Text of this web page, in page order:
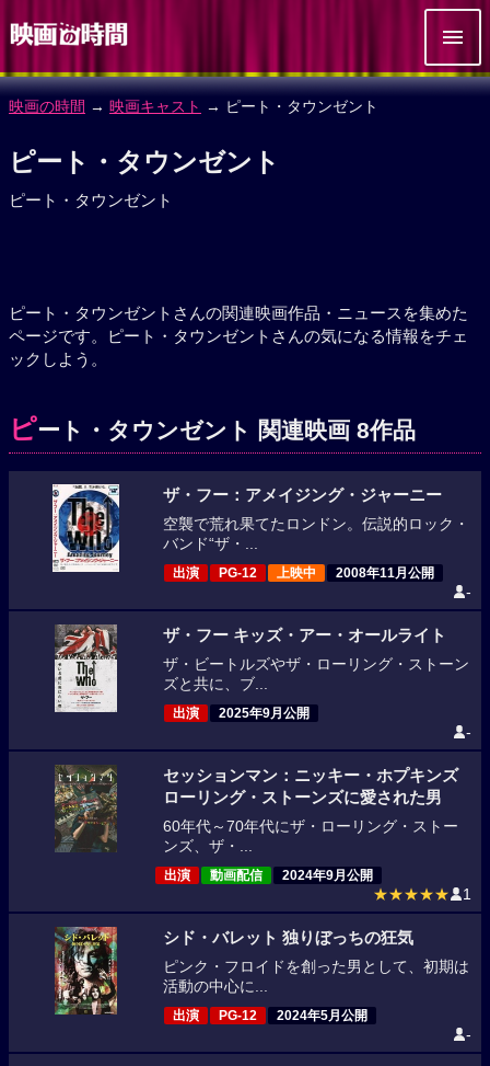
映画の時間 → 映画キャスト → ピート・タウンゼント
ピート・タウンゼント
ピート・タウンゼント
ピート・タウンゼントさんの関連映画作品・ニュースを集めた
ページです。ピート・タウンゼントさんの気になる情報をチェ
ックしよう。
ピート・タウンゼント 関連映画 8作品
ザ・フー：アメイジング・ジャーニー
空襲で荒れ果てたロンドン。伝説的ロック・
バンド“ザ・...
出演 PG-12 上映中 2008年11月公開
-
ザ・フー キッズ・アー・オールライト
ザ・ビートルズやザ・ローリング・ストーン
ズと共に、ブ...
出演 2025年9月公開
-
セッションマン：ニッキー・ホプキンズ
ローリング・ストーンズに愛された男
60年代～70年代にザ・ローリング・ストー
ンズ、ザ・...
出演 動画配信 2024年9月公開
★★★★★ 1
シド・バレット 独りぼっちの狂気
ピンク・フロイドを創った男として、初期は
活動の中心に...
出演 PG-12 2024年5月公開
-